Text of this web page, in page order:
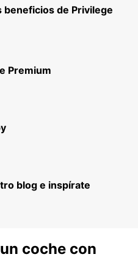
beneficios de Privilege
Premium
blog e inspírate
coche con